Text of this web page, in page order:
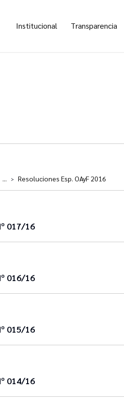
Institucional Transparencia
... > Resoluciones Esp. OAyF 2016
017/16
016/16
015/16
014/16